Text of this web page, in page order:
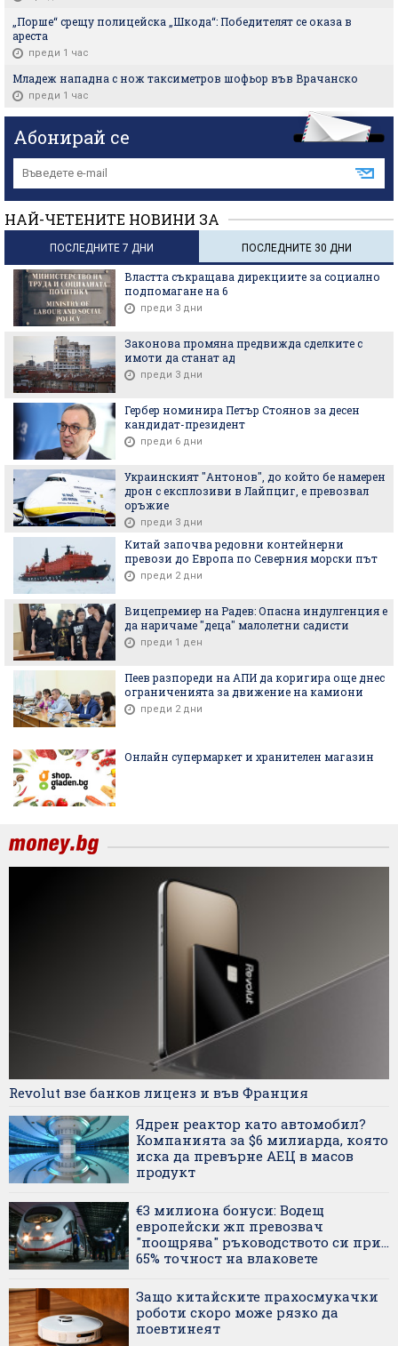
„Порше“ срещу полицейска „Шкода“: Победителят се оказа в
ареста
преди 1 час
Младеж нападна с нож таксиметров шофьор във Врачанско
преди 1 час
Абонирай се
НАЙ-ЧЕТЕНИТЕ НОВИНИ ЗА
ПОСЛЕДНИТЕ 7 ДНИ ПОСЛЕДНИТЕ 30 ДНИ
Властта съкращава дирекциите за социално
подпомагане на 6
преди 3 дни
Законова промяна предвижда сделките с
имоти да станат ад
преди 3 дни
Гербер номинира Петър Стоянов за десен
кандидат-президент
преди 6 дни
Украинският "Антонов", до който бе намерен
дрон с експлозиви в Лайпциг, е превозвал
оръжие
преди 3 дни
Китай започва редовни контейнерни
превози до Европа по Северния морски път
преди 2 дни
Вицепремиер на Радев: Опасна индулгенция е
да наричаме "деца" малолетни садисти
преди 1 ден
Пеев разпореди на АПИ да коригира още днес
ограниченията за движение на камиони
преди 2 дни
Онлайн супермаркет и хранителен магазин
Revolut взе банков лиценз и във Франция
Ядрен реактор като автомобил?
Компанията за $6 милиарда, която
иска да превърне АЕЦ в масов
продукт
€3 милиона бонуси: Водещ
европейски жп превозвач
"поощрява" ръководството си при...
65% точност на влаковете
Защо китайските прахосмукачки
роботи скоро може рязко да
поевтинеят